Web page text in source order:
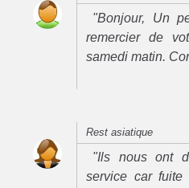
"Bonjour, Un
remercier de
samedi matin.
Rest asiatique
"Ils nous ont
service car fuite